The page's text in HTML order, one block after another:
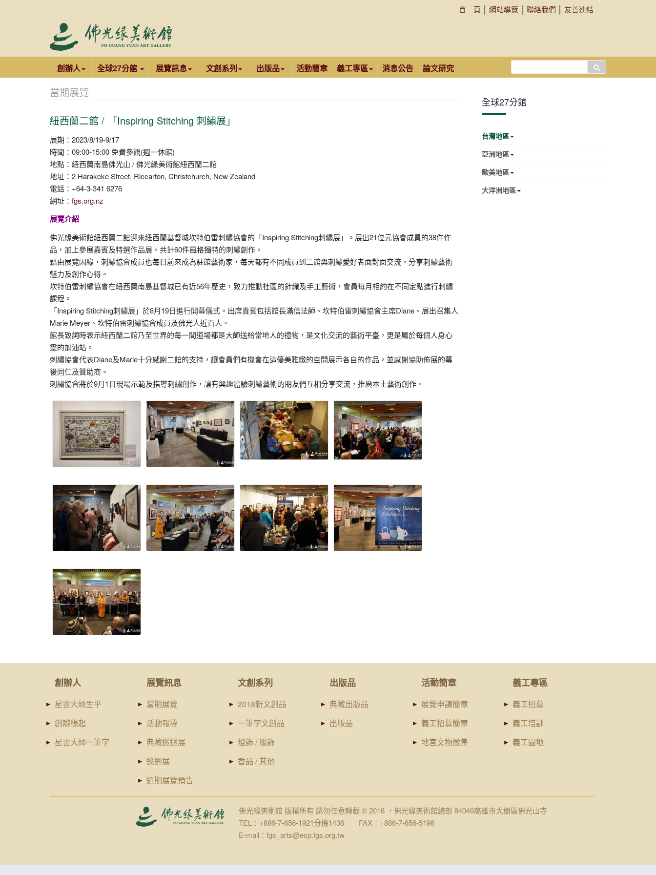
首 頁 網站導覽 聯絡我們 友善連結
創辦人 全球27分館 展覽訊息 文創系列 出版品 活動簡章 義工專區 消息公告 論文研究
尋...
當期展覽
紐西蘭二館 / 「Inspiring Stitching 刺繡展」
展期：2023/8/19-9/17
時間：09:00-15:00 免費參觀(週一休館)
地點：紐西蘭南島佛光山 / 佛光緣美術館紐西蘭二館
地址：2 Harakeke Street, Riccarton, Christchurch, New Zealand
電話：+64-3-341 6276
網址： fgs.org.nz
展覽介紹
佛光緣美術館紐西蘭二館迎來紐西蘭基督城坎特伯雷刺繡協會的「Inspiring Stitching刺繡展」。展出21位元協會成員的38件作
品，加上參展嘉賓及特選作品展，共計60件風格獨特的刺繡創作。
藉由展覽因緣，刺繡協會成員也每日前來成為駐館藝術家，每天都有不同成員到二館與刺繡愛好者面對面交流，分享刺繡藝術
魅力及創作心得。
坎特伯雷刺繡協會在紐西蘭南島基督城已有近56年歷史，致力推動社區的針織及手工藝術，會員每月相約在不同定點進行刺繡
課程。
「Inspiring Stitching刺繡展」於8月19日進行開幕儀式。出席貴賓包括館長滿信法師、坎特伯雷刺繡協會主席Diane、展出召集人
Marie Meyer、坎特伯雷刺繡協會成員及佛光人近百人。
館長致詞時表示紐西蘭二館乃至世界的每一間道場都是大師送給當地人的禮物，是文化交流的藝術平臺，更是屬於每個人身心
靈的加油站。
刺繡協會代表Diane及Marie十分感謝二館的支持，讓會員們有機會在這優美雅緻的空間展示各自的作品，並感謝協助佈展的幕
後同仁及贊助商。
刺繡協會將於9月1日現場示範及指導刺繡創作，讓有興趣體驗刺繡藝術的朋友們互相分享交流，推廣本土藝術創作。
全球27分館
台灣地區
亞洲地區
歐美地區
大洋洲地區
創辦人
星雲大師生平
創辦緣起
星雲大師一筆字
展覽訊息
當期展覽
活動報導
典藏巡迴展
巡迴展
近期展覽預告
文創系列
2018新文創品
一筆字文創品
燈飾 / 服飾
香品 / 其他
出版品
典藏出版品
出版品
活動簡章
展覽申請簡章
義工招募簡章
地宮文物徵集
義工專區
義工招募
義工培訓
義工園地
佛光緣美術館 版權所有 請勿任意轉載 © 2018 ，佛光緣美術館總部 84049高雄市大樹區佛光山寺
TEL：+886-7-656-1921分機1436 FAX：+886-7-656-5196
E-mail：fgs_arts@ecp.fgs.org.tw